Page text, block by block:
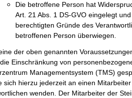
Die betroffene Person hat
Art. 21 Abs. 1 DS-GVO eingelegt
berechtigten Gründe des
betroffenen Person überwiegen.
der oben genannten
Einschränkung von
Managementsystem (TMS)
sich hierzu jederzeit an einen
wenden. Der Mitarbeiter der